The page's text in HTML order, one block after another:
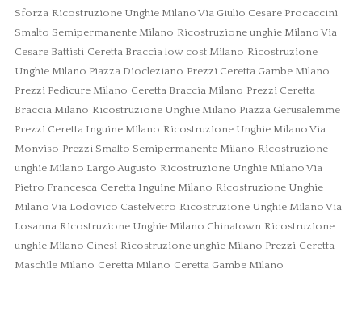
Sforza Ricostruzione Unghie Milano Via Giulio Cesare Procaccini
Smalto Semipermanente Milano Ricostruzione unghie Milano Via
Cesare Battisti Ceretta Braccia low cost Milano Ricostruzione
Unghie Milano Piazza Diocleziano Prezzi Ceretta Gambe Milano
Prezzi Pedicure Milano Ceretta Braccia Milano Prezzi Ceretta
Braccia Milano Ricostruzione Unghie Milano Piazza Gerusalemme
Prezzi Ceretta Inguine Milano Ricostruzione Unghie Milano Via
Monviso Prezzi Smalto Semipermanente Milano Ricostruzione
unghie Milano Largo Augusto Ricostruzione Unghie Milano Via
Pietro Francesca Ceretta Inguine Milano Ricostruzione Unghie
Milano Via Lodovico Castelvetro Ricostruzione Unghie Milano Via
Losanna Ricostruzione Unghie Milano Chinatown Ricostruzione
unghie Milano Cinesi Ricostruzione unghie Milano Prezzi Ceretta
Maschile Milano Ceretta Milano Ceretta Gambe Milano